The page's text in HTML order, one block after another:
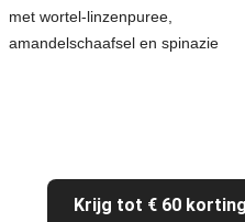
met wortel-linzenpuree,
amandelschaafsel en spinazie
Krijg tot € 60